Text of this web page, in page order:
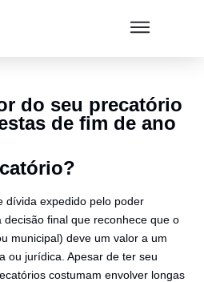
do seu precatório
de fim de ano
dívida expedido pelo poder
final que reconhece que o
municipal) deve um valor a um
ou jurídica. Apesar de ter seu
costumam envolver longas